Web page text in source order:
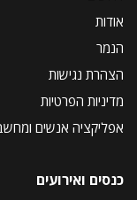
אודות
הנמר
הצהרת נגישות
מדיניות הפרטיות
אפליקציה אנשים
כנסים ואירועים